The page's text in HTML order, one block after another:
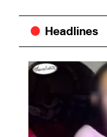
Headlines